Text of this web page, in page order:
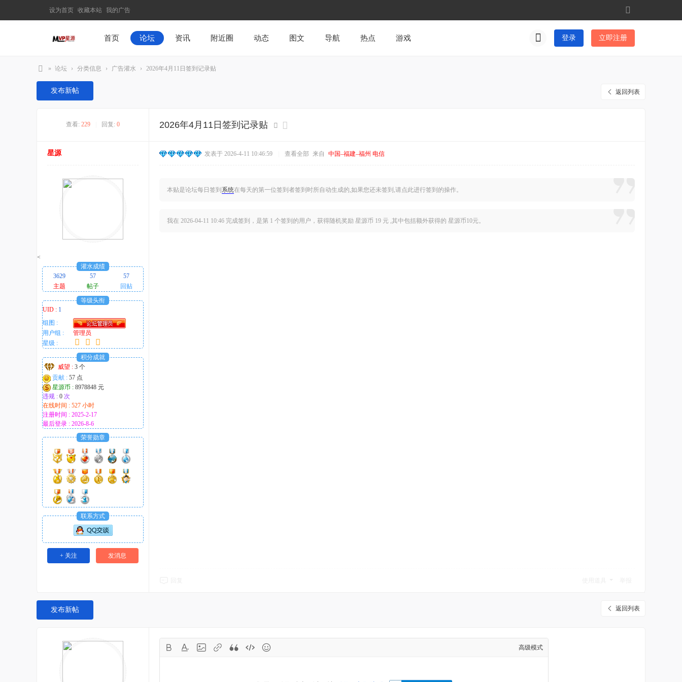
设为首页 收藏本站 我的广告
切
换
到
窄
首页 论坛 资讯 附近圈 动态 图文 导航 热点 游戏 登录 立即注册
M
V
！
» 论坛 › 分类信息 › 广告灌水 › 2026年4月11日签到记录贴
返回列表
发布新帖
查看: 229 回复: 0 2026年4月11日签到记录贴
星源
<
灌水成绩
3629
57
57
主题
帖子
回贴
等级头衔
UID : 1
组图 :
用户组 :
管理员
星级 :
积分成就
威望 : 3 个
贡献 : 57 点
星源币 : 8978848 元
违规 : 0 次
在线时间 : 527 小时
注册时间 : 2025-2-17
最后登录 : 2026-8-6
荣誉勋章
联系方式
+ 关注 发消息
发表于 2026-4-11 10:46:59 查看全部 来自 中国–福建–福州 电信
本贴是论坛每日签到 系统在每天的第一位签到者签到时所自动生成的,如果您还未签到,请点此进行签到的操作。
我在 2026-04-11 10:46 完成签到，是第 1 个签到的用户 ，获得随机奖励 星源币 19 元 ,其中包括额外获得的 星源币10元。
返回列表
发布新帖
高级模式